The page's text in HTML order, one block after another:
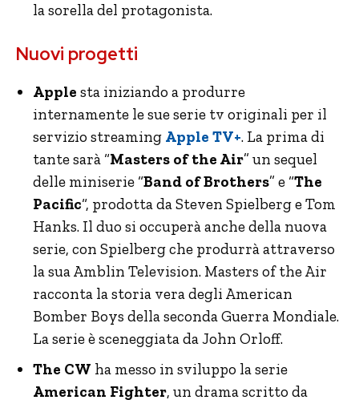
la sorella del protagonista.
Nuovi progetti
Apple sta iniziando a produrre
internamente le sue serie tv originali per il
servizio streaming Apple TV+. La prima di
tante sarà “Masters of the Air” un sequel
delle miniserie “Band of Brothers” e “The
Pacific“, prodotta da Steven Spielberg e Tom
Hanks. Il duo si occuperà anche della nuova
serie, con Spielberg che produrrà attraverso
la sua Amblin Television. Masters of the Air
racconta la storia vera degli American
Bomber Boys della seconda Guerra Mondiale.
La serie è sceneggiata da John Orloff.
The CW ha messo in sviluppo la serie
American Fighter, un drama scritto da